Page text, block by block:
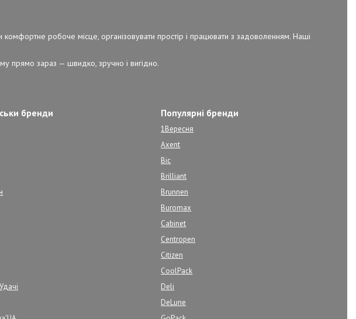
комфортне робоче місце, організовувати простір і працювати з задоволенням. Наші
прямо зараз — швидко, зручно і вигідно.
бренди Популярні бренди
1Вересня
Axent
Bic
Brilliant
Brunnen
Buromax
Cabinet
Centropen
Citizen
CoolPack
Deli
DeLune